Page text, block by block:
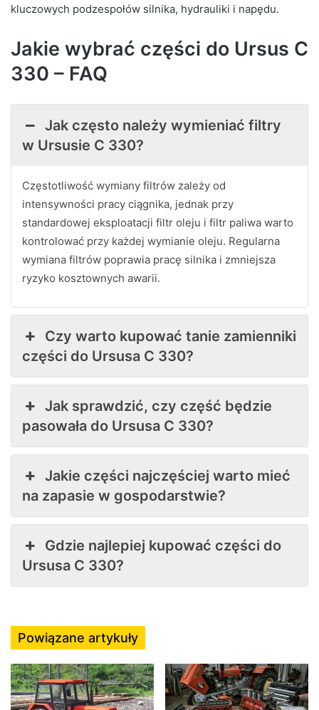
kluczowych podzespołów silnika, hydrauliki i napędu.
Jakie wybrać części do Ursus C
330 – FAQ
Jak często należy wymieniać filtry
w Ursusie C 330?
Częstotliwość wymiany filtrów zależy od
intensywności pracy ciągnika, jednak przy
standardowej eksploatacji filtr oleju i filtr paliwa warto
kontrolować przy każdej wymianie oleju. Regularna
wymiana filtrów poprawia pracę silnika i zmniejsza
ryzyko kosztownych awarii.
Czy warto kupować tanie zamienniki
części do Ursusa C 330?
Jak sprawdzić, czy część będzie
pasowała do Ursusa C 330?
Jakie części najczęściej warto mieć
na zapasie w gospodarstwie?
Gdzie najlepiej kupować części do
Ursusa C 330?
Powiązane artykuły